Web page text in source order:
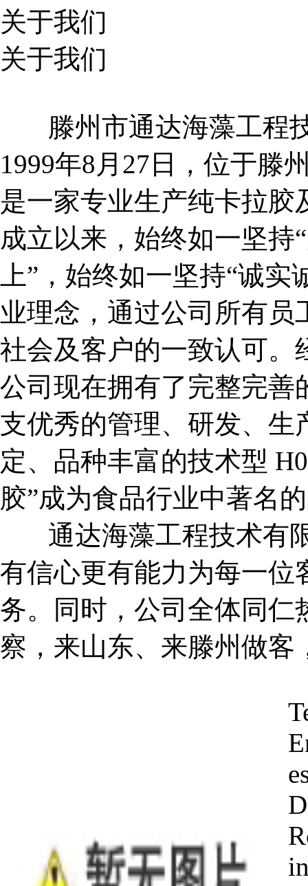
关于我们
关于我们
滕州市通达海藻工程
1999年8月27日，位于滕
是一家专业生产纯卡拉
成立以来，始终如一坚持
上”，始终如一坚持“诚
业理念，通过公司所有
社会及客户的一致认可。
公司现在拥有了完整完善
支优秀的管理、研发、生
定、品种丰富的技术型
胶”成为食品行业中著名
通达海藻工程技术有
有信心更有能力为每一位
务。同时，公司全体同仁
察，来山东、来滕州做客